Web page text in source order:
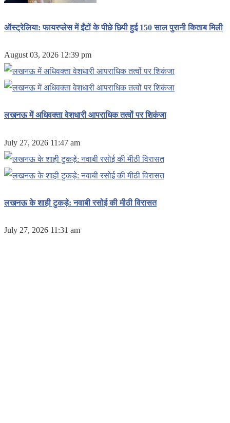
ऑस्ट्रेलिया: फायरप्लेस में ईंटों के पीछे छिपी हुई 150 साल पुरानी किताब मिली
August 03, 2026 12:39 pm
लखनऊ में अधिवक्ता वेशधारी आपराधिक तत्वों पर शिकंजा
July 27, 2026 11:47 am
लखनऊ के शाही टुकड़े: नवाबी रसोई की मीठी विरासत
July 27, 2026 11:31 am